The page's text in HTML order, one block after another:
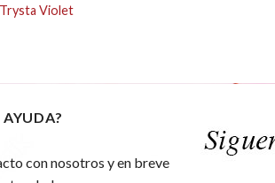
Trysta Violet
AYUDA?
con nosotros y en breve